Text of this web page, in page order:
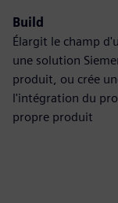
Build
Élargit le champ
une solution
produit, ou crée
l'intégration du
propre produit